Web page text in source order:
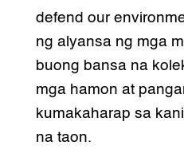
defend our
ng alyansa ng mga
buong bansa na
mga hamon at
kumakaharap sa
na taon.